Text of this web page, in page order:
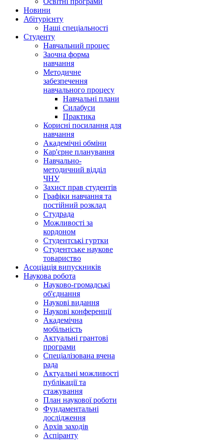
Hовини
Абітурієнту
Наші спеціальності
Студенту
Навчальний процес
Заочна форма
навчання
Методичне
забезпечення
навчального процесу
Навчальні плани
Силабуси
Практика
Корисні посилання для
навчання
Академічні обміни
Кар'єрне планування
Навчально-
методичний відділ
ЧНУ
Захист прав студентів
Графіки навчання та
постійний розклад
Студрада
Можливості за
кордоном
Студентські гуртки
Студентське наукове
товариство
Асоціація випускників
Наукова робота
Науково-громадські
об'єднання
Наукові видання
Наукові конференції
Академічна
мобільність
Актуальні грантові
програми
Спеціалізована вчена
рада
Актуальні можливості
публікації та
стажування
План наукової роботи
Фундаментальні
дослідження
Архів заходів
Аспіранту